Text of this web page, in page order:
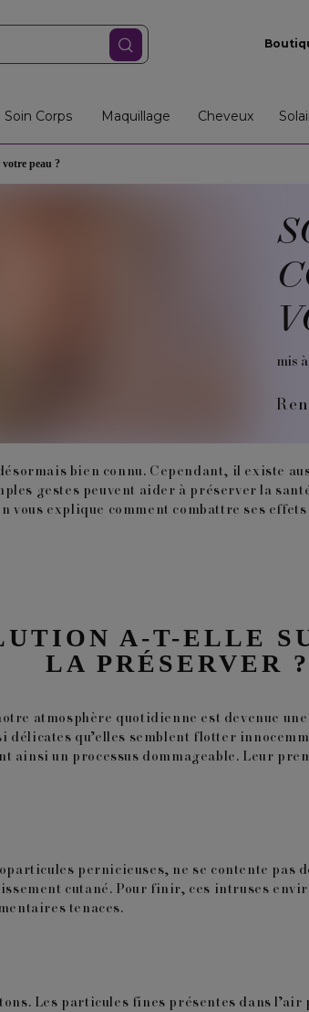
Soin Corps Maquillage Cheveux
peau ?
mis
bien connu. Cependant, il existe
gestes peuvent aider à préserver la
vous explique comment combattre ses
A-T-ELLE
LA PRÉSERVER ?
atmosphère quotidienne est devenue
qu’elles semblent flotter
ainsi un processus dommageable. Leur
pernicieuses, ne se contente
cutané. Pour finir, ces intruses
tenaces.
Les particules fines présentes dans